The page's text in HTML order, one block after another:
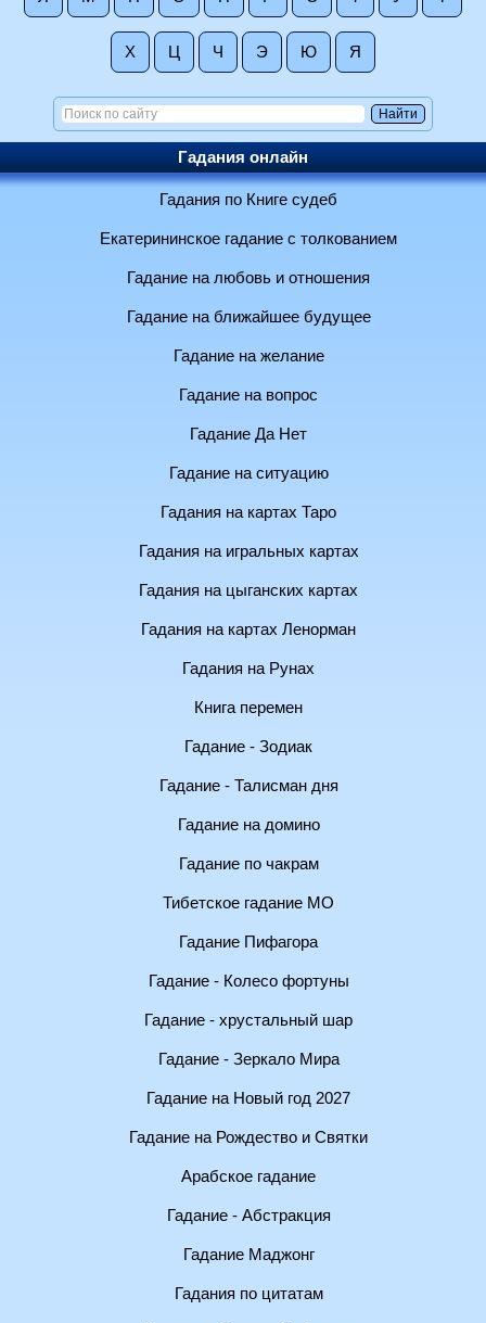
Х Ц Ч Э Ю Я
Гадания онлайн
Гадания по Книге судеб
Екатерининское гадание с толкованием
Гадание на любовь и отношения
Гадание на ближайшее будущее
Гадание на желание
Гадание на вопрос
Гадание Да Нет
Гадание на ситуацию
Гадания на картах Таро
Гадания на игральных картах
Гадания на цыганских картах
Гадания на картах Ленорман
Гадания на Рунах
Книга перемен
Гадание - Зодиак
Гадание - Талисман дня
Гадание на домино
Гадание по чакрам
Тибетское гадание МО
Гадание Пифагора
Гадание - Колесо фортуны
Гадание - хрустальный шар
Гадание - Зеркало Мира
Гадание на Новый год 2027
Гадание на Рождество и Святки
Арабское гадание
Гадание - Абстракция
Гадание Маджонг
Гадания по цитатам